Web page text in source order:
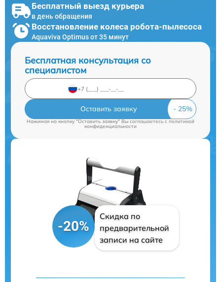
Бесплатный выезд курьера
в день обращения
Восстановление колеса робота-пылесоса
Aquaviva Optimus от 35 минут
Бесплатная консультация со
специалистом
Оставить заявку
Нажимая на кнопку "Оставить заявку" Вы соглашаетесь c политикой
конфиденциальности
-20%
Скидка по
предварительной
записи на сайте